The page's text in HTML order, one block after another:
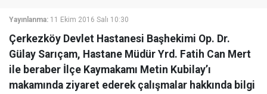
Yayınlanma: 11 Ekim 2016 Salı 10:30
Çerkezköy Devlet Hastanesi Başhekimi Op. Dr.
Gülay Sarıçam, Hastane Müdür Yrd. Fatih Can Mert
ile beraber İlçe Kaymakamı Metin Kubilay’ı
makamında ziyaret ederek çalışmalar hakkında bilgi